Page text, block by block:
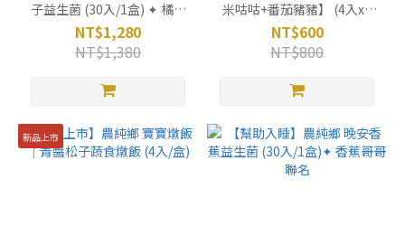
子益生菌 (30入/1盒) ✦ 橘子
姐姐聯名
NT$1,280
NT$1,380
米咕咕+番茄豬豬】 (4入x2
盒)
NT$600
NT$800
新品上市